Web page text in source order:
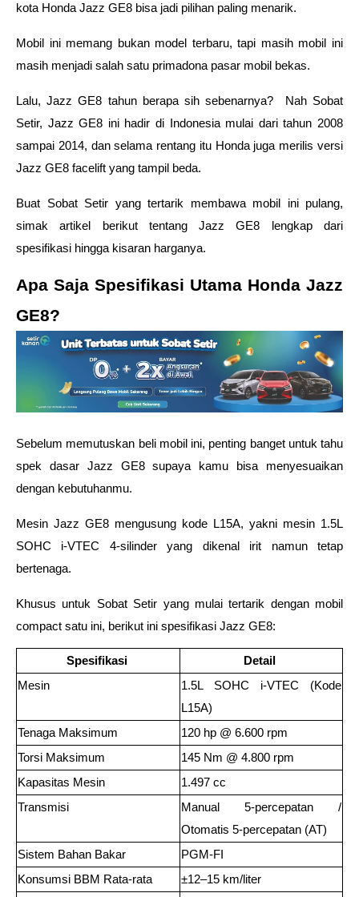
kota Honda Jazz GE8 bisa jadi pilihan paling menarik.
Mobil ini memang bukan model terbaru, tapi masih mobil ini
masih menjadi salah satu primadona pasar mobil bekas.
Lalu, Jazz GE8 tahun berapa sih sebenarnya?  Nah Sobat
Setir, Jazz GE8 ini hadir di Indonesia mulai dari tahun 2008
sampai 2014, dan selama rentang itu Honda juga merilis versi
Jazz GE8 facelift yang tampil beda.
Buat Sobat Setir yang tertarik membawa mobil ini pulang,
simak artikel berikut tentang Jazz GE8 lengkap dari
spesifikasi hingga kisaran harganya.
Apa Saja Spesifikasi Utama Honda Jazz
GE8?
Sebelum memutuskan beli mobil ini, penting banget untuk tahu
spek dasar Jazz GE8 supaya kamu bisa menyesuaikan
dengan kebutuhanmu.
Mesin Jazz GE8 mengusung kode L15A, yakni mesin 1.5L
SOHC i-VTEC 4-silinder yang dikenal irit namun tetap
bertenaga.
Khusus untuk Sobat Setir yang mulai tertarik dengan mobil
compact satu ini, berikut ini spesifikasi Jazz GE8:
Spesifikasi
Detail
Mesin
1.5L SOHC i-VTEC (Kode
L15A)
Tenaga Maksimum
120 hp @ 6.600 rpm
Torsi Maksimum
145 Nm @ 4.800 rpm
Kapasitas Mesin
1.497 cc
Transmisi
Manual 5-percepatan /
Otomatis 5-percepatan (AT)
Sistem Bahan Bakar
PGM-FI
Konsumsi BBM Rata-rata
±12–15 km/liter